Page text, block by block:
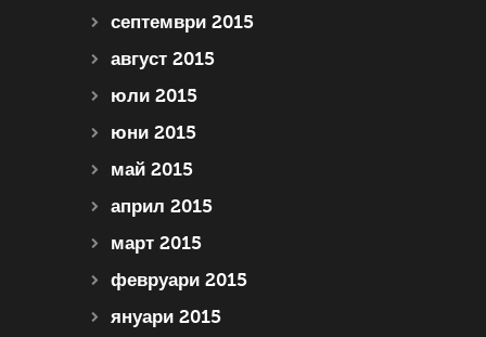
септември 2015
август 2015
юли 2015
юни 2015
май 2015
април 2015
март 2015
февруари 2015
януари 2015